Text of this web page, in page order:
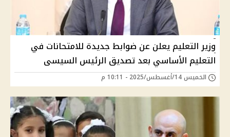
وزير التعليم يعلن عن ضوابط جديدة للامتحانات في
التعليم الأساسي بعد تصديق الرئيس السيسى
الخميس 14/أغسطس/2025 - 10:11 م